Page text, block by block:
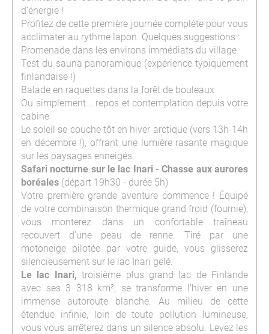
d’énergie !
Profitez de cette première journée complète pour vous
acclimater au rythme lapon. Quelques suggestions :
Promenade dans les environs immédiats du village
Test du sauna panoramique (expérience typiquement
finlandaise !)
Balade en raquettes dans la forêt de bouleaux
Ou simplement... repos et contemplation depuis votre
cabine
Le soleil se couche tôt en hiver arctique (vers 13h-14h
en décembre !), offrant une lumière rasante magique
sur les paysages enneigés.
Safari nocturne sur le lac Inari - Chasse aux aurores
boréales (départ 19h30 - durée 5h)
Votre première grande aventure commence ! Équipé
de votre combinaison thermique grand froid (fournie),
vous monterez dans un confortable traîneau
recouvert d’une peau de renne. Tiré par une
motoneige pilotée par votre guide, vous glisserez
silencieusement sur le lac Inari gelé.
Le lac Inari, troisième plus grand lac de Finlande
avec ses 3 318 km², se transforme l’hiver en une
immense autoroute blanche. Au milieu de cette
étendue infinie, loin de toute pollution lumineuse,
vous vous arrêterez dans un silence absolu. Levez les